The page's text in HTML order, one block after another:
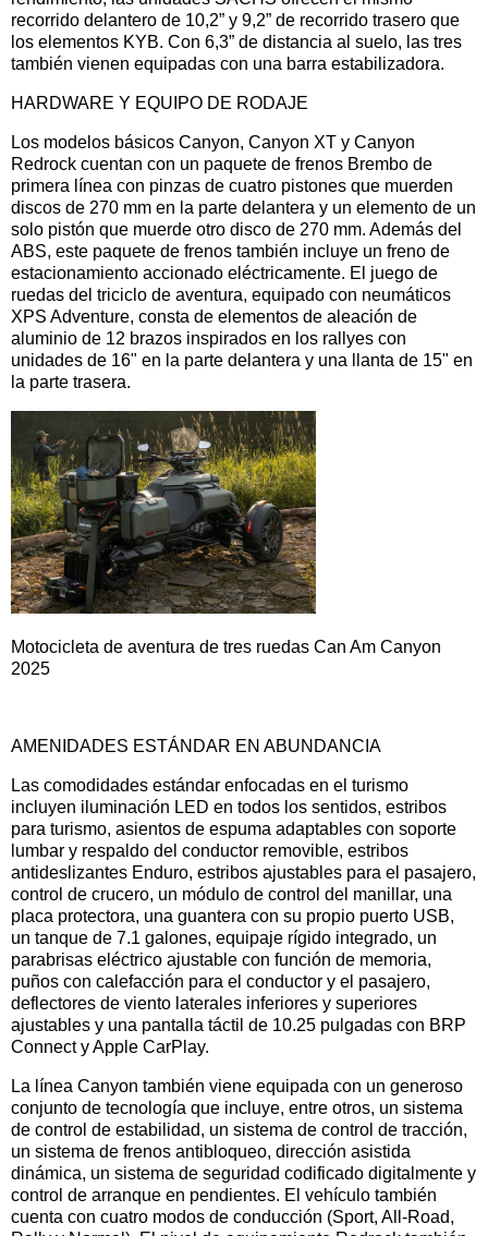
recorrido delantero de 10,2” y 9,2” de recorrido trasero que
los elementos KYB. Con 6,3” de distancia al suelo, las tres
también vienen equipadas con una barra estabilizadora.
HARDWARE Y EQUIPO DE RODAJE
Los modelos básicos Canyon, Canyon XT y Canyon
Redrock cuentan con un paquete de frenos Brembo de
primera línea con pinzas de cuatro pistones que muerden
discos de 270 mm en la parte delantera y un elemento de un
solo pistón que muerde otro disco de 270 mm. Además del
ABS, este paquete de frenos también incluye un freno de
estacionamiento accionado eléctricamente. El juego de
ruedas del triciclo de aventura, equipado con neumáticos
XPS Adventure, consta de elementos de aleación de
aluminio de 12 brazos inspirados en los rallyes con
unidades de 16" en la parte delantera y una llanta de 15" en
la parte trasera.
Motocicleta de aventura de tres ruedas Can Am Canyon
2025
AMENIDADES ESTÁNDAR EN ABUNDANCIA
Las comodidades estándar enfocadas en el turismo
incluyen iluminación LED en todos los sentidos, estribos
para turismo, asientos de espuma adaptables con soporte
lumbar y respaldo del conductor removible, estribos
antideslizantes Enduro, estribos ajustables para el pasajero,
control de crucero, un módulo de control del manillar, una
placa protectora, una guantera con su propio puerto USB,
un tanque de 7.1 galones, equipaje rígido integrado, un
parabrisas eléctrico ajustable con función de memoria,
puños con calefacción para el conductor y el pasajero,
deflectores de viento laterales inferiores y superiores
ajustables y una pantalla táctil de 10.25 pulgadas con BRP
Connect y Apple CarPlay.
La línea Canyon también viene equipada con un generoso
conjunto de tecnología que incluye, entre otros, un sistema
de control de estabilidad, un sistema de control de tracción,
un sistema de frenos antibloqueo, dirección asistida
dinámica, un sistema de seguridad codificado digitalmente y
control de arranque en pendientes. El vehículo también
cuenta con cuatro modos de conducción (Sport, All-Road,